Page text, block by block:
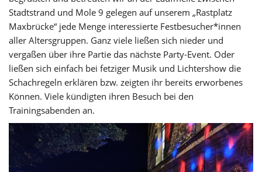
Stadtstrand und Mole 9 gelegen auf unserem „Rastplatz
Maxbrücke“ jede Menge interessierte Festbesucher*innen
aller Altersgruppen. Ganz viele ließen sich nieder und
vergaßen über ihre Partie das nächste Party-Event. Oder
ließen sich einfach bei fetziger Musik und Lichtershow die
Schachregeln erklären bzw. zeigten ihr bereits erworbenes
Können. Viele kündigten ihren Besuch bei den
Trainingsabenden an.